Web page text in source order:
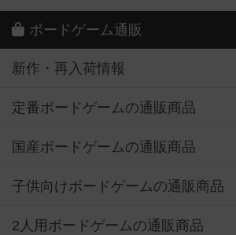
ボードゲーム通販
新作・再入荷情報
定番ボードゲームの通販商品
国産ボードゲームの通販商品
子供向けボードゲームの通販商品
2人用ボードゲームの通販商品